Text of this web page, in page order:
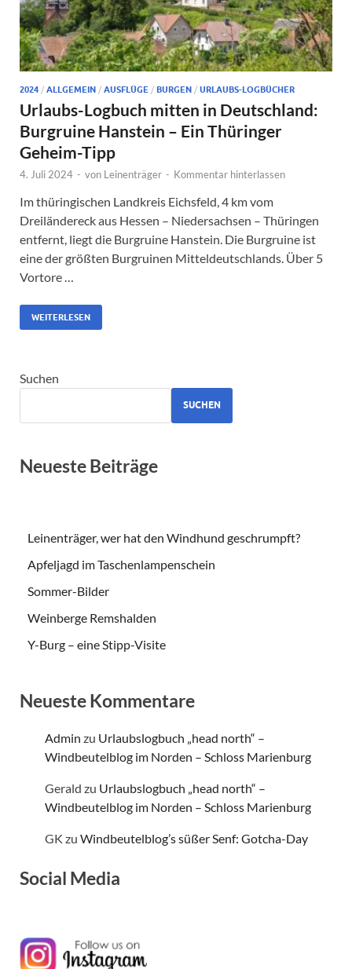
2024 / ALLGEMEIN / AUSFLÜGE / BURGEN / URLAUBS-LOGBÜCHER
Urlaubs-Logbuch mitten in Deutschland:
Burgruine Hanstein – Ein Thüringer
Geheim-Tipp
4. Juli 2024 - von Leinenträger - Kommentar hinterlassen
Im thüringischen Landkreis Eichsfeld, 4 km vom
Dreiländereck aus Hessen – Niedersachsen – Thüringen
entfernt, liegt die Burgruine Hanstein. Die Burgruine ist
eine der größten Burgruinen Mitteldeutschlands. Über 5
Vortore …
WEITERLESEN
Suchen
SUCHEN
Neueste Beiträge
Leinenträger, wer hat den Windhund geschrumpft?
Apfeljagd im Taschenlampenschein
Sommer-Bilder
Weinberge Remshalden
Y-Burg – eine Stipp-Visite
Neueste Kommentare
Admin zu Urlaubslogbuch „head north“ –
Windbeutelblog im Norden – Schloss Marienburg
Gerald zu Urlaubslogbuch „head north“ –
Windbeutelblog im Norden – Schloss Marienburg
GK zu Windbeutelblog’s süßer Senf: Gotcha-Day
Social Media